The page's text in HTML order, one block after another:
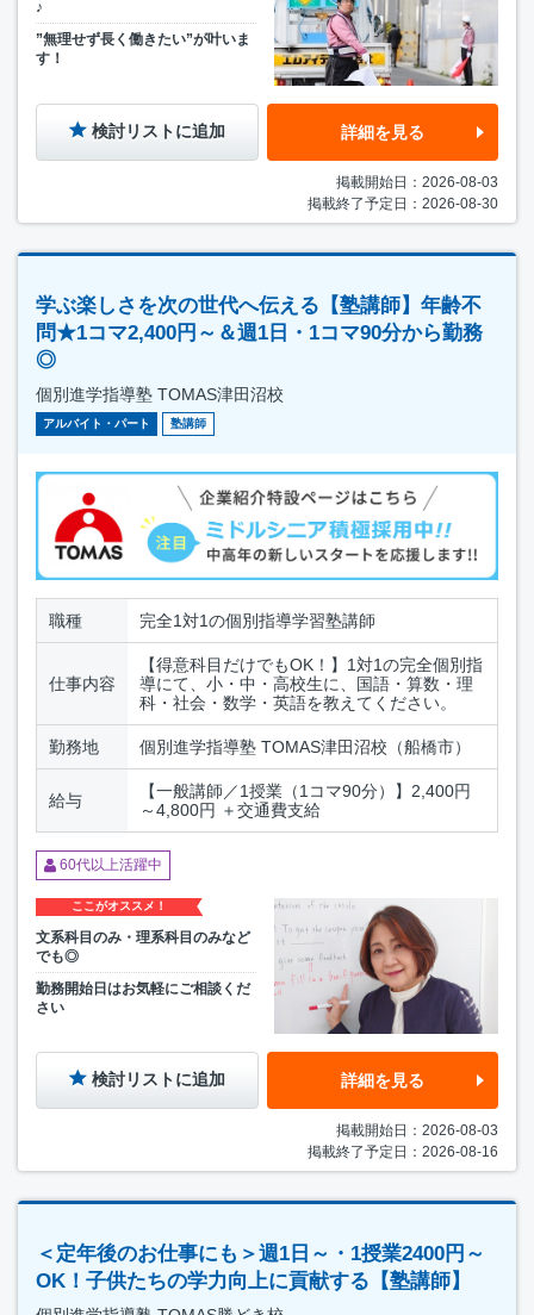
♪
”無理せず長く働きたい”が叶いま
す！
検討リストに追加 詳細を見る
掲載開始日：2026-08-03
掲載終了予定日：2026-08-30
学ぶ楽しさを次の世代へ伝える【塾講師】年齢不
問★1コマ2,400円～＆週1日・1コマ90分から勤務
◎
個別進学指導塾 TOMAS津田沼校
アルバイト・パート 塾講師
職種 完全1対1の個別指導学習塾講師
仕事内容
【得意科目だけでもOK！】1対1の完全個別指
導にて、小・中・高校生に、国語・算数・理
科・社会・数学・英語を教えてください。
勤務地 個別進学指導塾 TOMAS津田沼校（船橋市）
給与
【一般講師／1授業（1コマ90分）】2,400円
～4,800円 ＋交通費支給
60代以上活躍中
ここがオススメ！
文系科目のみ・理系科目のみなど
でも◎
勤務開始日はお気軽にご相談くだ
さい
検討リストに追加 詳細を見る
掲載開始日：2026-08-03
掲載終了予定日：2026-08-16
＜定年後のお仕事にも＞週1日～・1授業2400円～
OK！子供たちの学力向上に貢献する【塾講師】